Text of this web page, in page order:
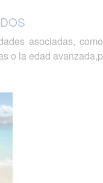
asociadas,
o la edad